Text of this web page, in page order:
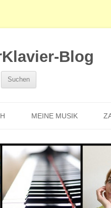
Blog
MEINE MUSIK